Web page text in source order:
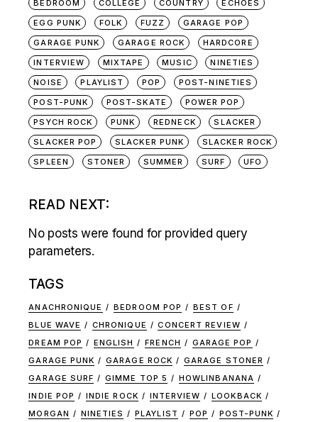
BEDROOM COLLEGE COUNTRY
ECHOES
EGG PUNK
FOLK FUZZ
GARAGE POP
GARAGE PUNK
GARAGE ROCK
HARDCORE
INTERVIEW
MIXTAPE MUSIC
NINETIES
NOISE
PLAYLIST POP
POST-NINETIES
POST-PUNK
POST-SKATE
POWER POP
PSYCH ROCK
PUNK REDNECK
SLACKER
SLACKER POP
SLACKER PUNK
SLACKER ROCK
SPLEEN
STONER SUMMER SURF UFO
READ NEXT:
No posts were found for provided query
parameters.
TAGS
ANACHRONIQUE BEDROOM POP
BEST OF
BLUE WAVE
CHRONIQUE
CONCERT REVIEW
DREAM POP
ENGLISH FRENCH
GARAGE POP
GARAGE PUNK
GARAGE ROCK
GARAGE STONER
GARAGE SURF
GIMME TOP 5
HOWLINBANANA
INDIE POP
INDIE ROCK INTERVIEW
LOOKBACK
MORGAN
NINETIES PLAYLIST POP
POST-PUNK